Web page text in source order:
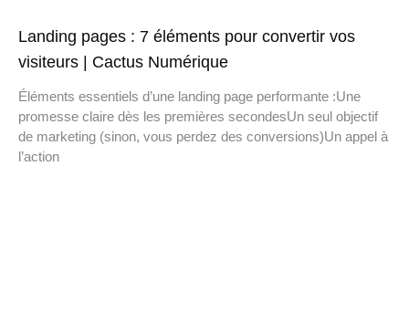
Landing pages : 7 éléments pour convertir vos
visiteurs | Cactus Numérique
Éléments essentiels d’une landing page performante :Une
promesse claire dès les premières secondesUn seul objectif
de marketing (sinon, vous perdez des conversions)Un appel à
l’action